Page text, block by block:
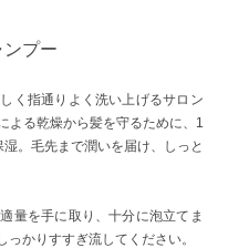
プー
く指通りよく洗い上げるサロン
よる乾燥から髪を守るために、1
。毛先まで潤いを届け、しっと
量を手に取り、十分に泡立てま
かりすすぎ流してください。